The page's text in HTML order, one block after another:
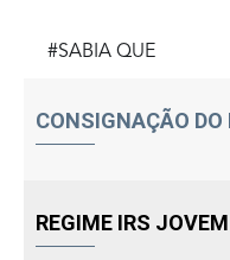
#SABIA QUE
CONSIGNAÇÃO
REGIME IRS